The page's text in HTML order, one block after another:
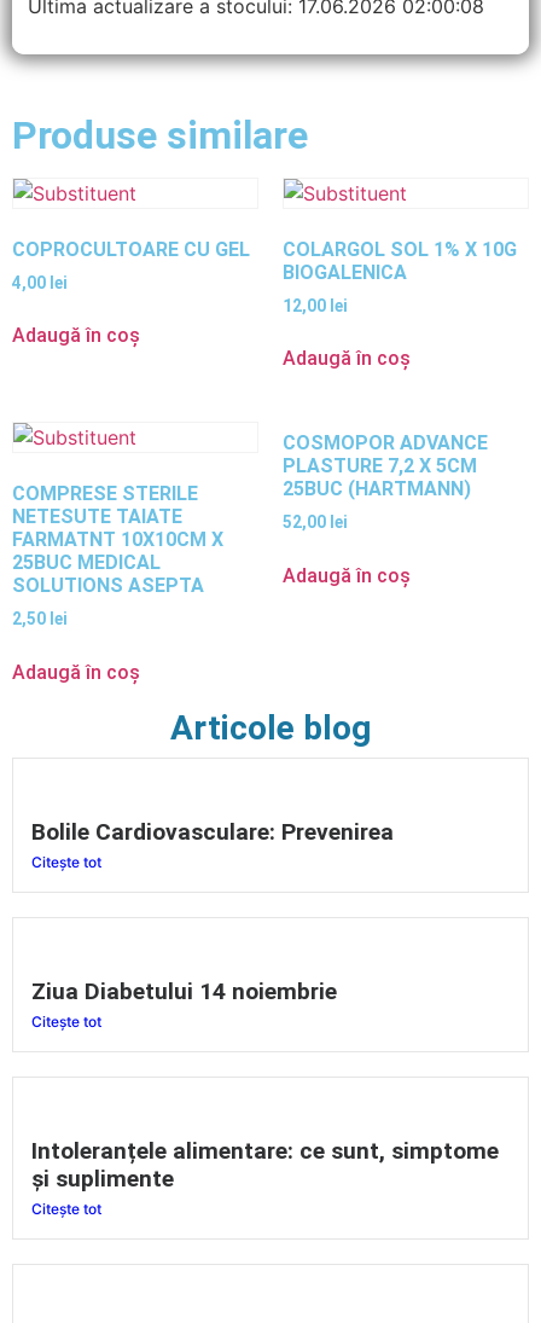
Ultima actualizare a stocului: 17.06.2026 02:00:08
Produse similare
COPROCULTOARE CU GEL
4,00 lei
Adaugă în coș
COLARGOL SOL 1% X 10G
BIOGALENICA
12,00 lei
Adaugă în coș
COMPRESE STERILE
NETESUTE TAIATE
FARMATNT 10X10CM X
25BUC MEDICAL
SOLUTIONS ASEPTA
2,50 lei
Adaugă în coș
COSMOPOR ADVANCE
PLASTURE 7,2 X 5CM
25BUC (HARTMANN)
52,00 lei
Adaugă în coș
Articole blog
Bolile Cardiovasculare: Prevenirea
Citește tot
Ziua Diabetului 14 noiembrie
Citește tot
Intoleranțele alimentare: ce sunt, simptome
și suplimente
Citește tot